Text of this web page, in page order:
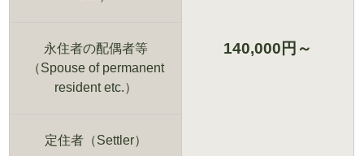
140,000円～
永住者の配偶者等
（Spouse of permanent
resident etc.）
定住者（Settler）